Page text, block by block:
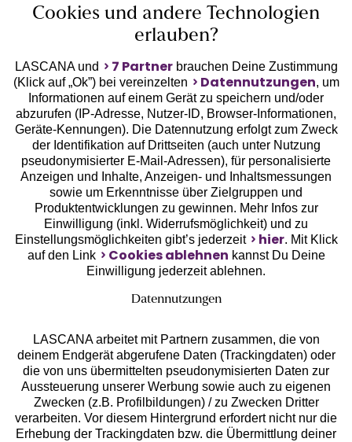
Gratis Versand ab50 €
Kostenlose Retoure
°Punkte sammeln
Services
Beratung
Cookies und andere Technologien
erlauben?
LASCANA und 7 Partnerbrauchen Deine Zustimmung
(Klick auf „Ok”) bei vereinzelten
Datennutzungen, um
Informationen auf einem Gerät zu speichern und/oder
abzurufen (IP-Adresse, Nutzer-ID, Browser-Informationen,
Geräte-Kennungen). Die Datennutzung erfolgt zum Zweck
der Identifikation auf Drittseiten (auch unter Nutzung
pseudonymisierter E-Mail-Adressen), für personalisierte
Anzeigen und Inhalte, Anzeigen- und Inhaltsmessungen
sowie um Erkenntnisse über Zielgruppen und
Produktentwicklungen zu gewinnen. Mehr Infos zur
Einwilligung (inkl. Widerrufsmöglichkeit) und zu
Einstellungsmöglichkeiten gibt’s jederzeit
hier. Mit Klick
auf den Link
Cookies ablehnen kannst Du Deine
Einwilligung jederzeit ablehnen.
Datennutzungen
LASCANA arbeitet mit Partnern zusammen, die von
deinem Endgerät abgerufene Daten (Trackingdaten) oder
die von uns übermittelten pseudonymisierten Daten zur
Aussteuerung unserer Werbung sowie auch zu eigenen
Zwecken (z.B. Profilbildungen) / zu Zwecken Dritter
verarbeiten. Vor diesem Hintergrund erfordert nicht nur die
Erhebung der Trackingdaten bzw. die Übermittlung deiner